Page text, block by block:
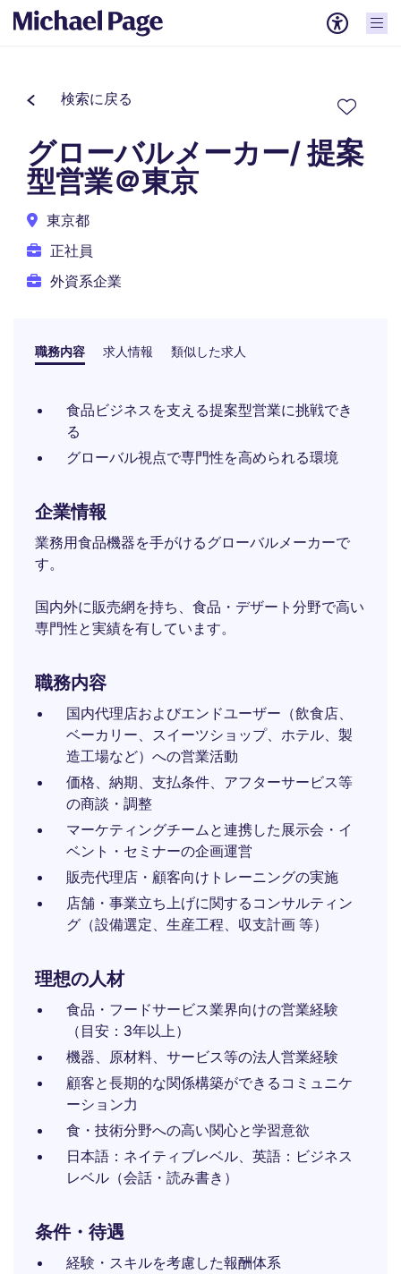
検索に戻る
グローバルメーカー/ 提案
型営業＠東京
東京都
正社員
外資系企業
職務内容 求人情報 類似した求人
食品ビジネスを支える提案型営業に挑戦でき
る
グローバル視点で専門性を高められる環境
企業情報
業務用食品機器を手がけるグローバルメーカーで
す。
国内外に販売網を持ち、食品・デザート分野で高い
専門性と実績を有しています。
職務内容
国内代理店およびエンドユーザー（飲食店、
ベーカリー、スイーツショップ、ホテル、製
造工場など）への営業活動
価格、納期、支払条件、アフターサービス等
の商談・調整
マーケティングチームと連携した展示会・イ
ベント・セミナーの企画運営
販売代理店・顧客向けトレーニングの実施
店舗・事業立ち上げに関するコンサルティン
グ（設備選定、生産工程、収支計画 等）
理想の人材
食品・フードサービス業界向けの営業経験
（目安：3年以上）
機器、原材料、サービス等の法人営業経験
顧客と長期的な関係構築ができるコミュニケ
ーション力
食・技術分野への高い関心と学習意欲
日本語：ネイティブレベル、英語：ビジネス
レベル（会話・読み書き）
条件・待遇
経験・スキルを考慮した報酬体系